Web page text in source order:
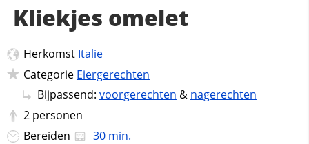
Kliekjes omelet
Herkomst Italie
Categorie Eiergerechten
Bijpassend: voorgerechten & nagerechten
2 personen
Bereiden
30 min.